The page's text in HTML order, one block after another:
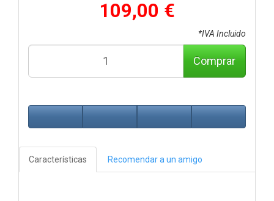
109,00 €
*IVA Incluido
Comprar
Características Recomendar a un amigo